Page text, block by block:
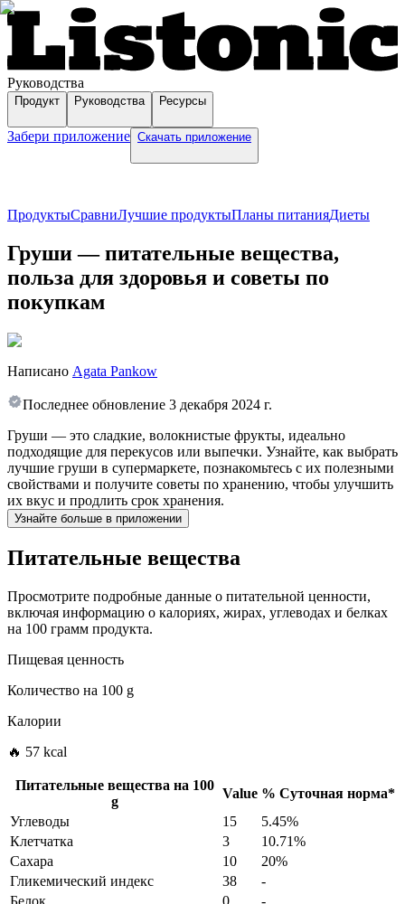
Руководства
Продукт Руководства Ресурсы
Забери приложение Скачать приложение
ПродуктыСравниЛучшие продуктыПланы питанияДиеты
Груши — питательные вещества,
польза для здоровья и советы по
покупкам
Написано Agata Pankow
Последнее обновление 3 декабря 2024 г.
Груши — это сладкие, волокнистые фрукты, идеально
подходящие для перекусов или выпечки. Узнайте, как выбрать
лучшие груши в супермаркете, познакомьтесь с их полезными
свойствами и получите советы по хранению, чтобы улучшить
их вкус и продлить срок хранения.
Узнайте больше в приложении
Питательные вещества
Просмотрите подробные данные о питательной ценности,
включая информацию о калориях, жирах, углеводах и белках
на 100 грамм продукта.
Пищевая ценность
Количество на 100 g
Калории
🔥 57 kcal
Питательные вещества на 100
g
Value % Суточная норма*
Углеводы
15
5.45%
Клетчатка
3
10.71%
Сахара
10
20%
Гликемический индекс
38
-
Белок
0
-